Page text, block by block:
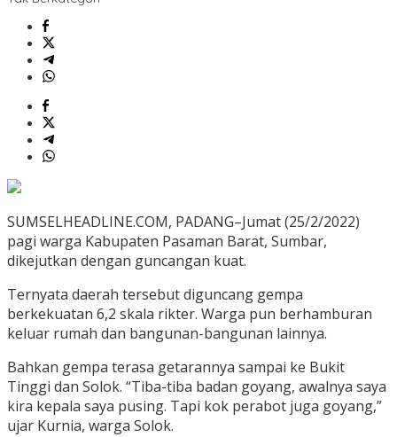
SUMSELHEADLINE.COM, PADANG–Jumat (25/2/2022)
pagi warga Kabupaten Pasaman Barat, Sumbar,
dikejutkan dengan guncangan kuat.
Ternyata daerah tersebut diguncang gempa
berkekuatan 6,2 skala rikter. Warga pun berhamburan
keluar rumah dan bangunan-bangunan lainnya.
Bahkan gempa terasa getarannya sampai ke Bukit
Tinggi dan Solok. “Tiba-tiba badan goyang, awalnya saya
kira kepala saya pusing. Tapi kok perabot juga goyang,”
ujar Kurnia, warga Solok.